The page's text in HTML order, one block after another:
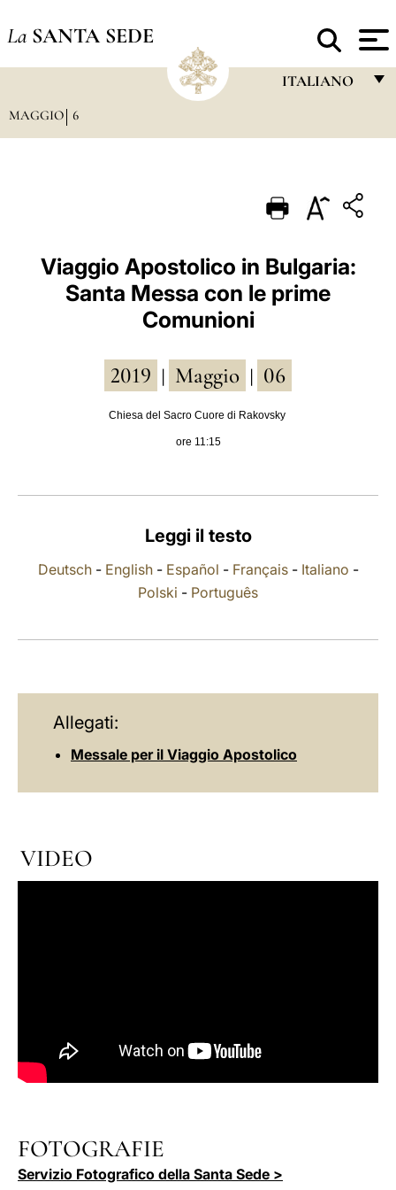
La SANTA SEDE
ITALIANO
PORTUGUÊS
ESPAÑOL
DEUTSCH
العربيّة
中文
LATINE
MAGGIO 6
Viaggio Apostolico in Bulgaria:
Santa Messa con le prime
Comunioni
2019 Maggio 06
Chiesa del Sacro Cuore di Rakovsky
ore 11:15
Leggi il testo
Deutsch- English- Español - Français- Italiano -
Polski - Português
Allegati:
Messale per il Viaggio Apostolico
VIDEO
FOTOGRAFIE
Servizio Fotografico della Santa Sede >